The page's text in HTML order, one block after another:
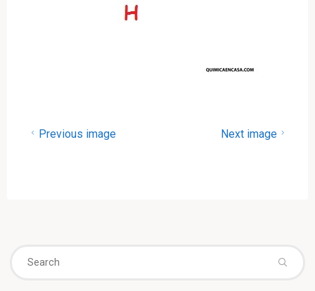
Previous image Next image